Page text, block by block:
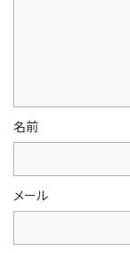
名前
メール